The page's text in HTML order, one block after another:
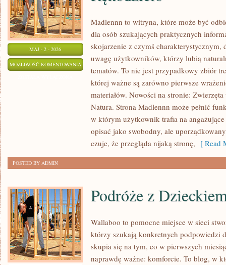
MAJ - 2 - 2026
MOŻLIWOŚĆ KOMENTOWANIA
Madlennn to witryna, które może być
dla osób szukających praktycznych
skojarzenie z czymś charakterystycznym,
uwagę użytkowników, którzy lubią
tematów. To nie jest przypadkowy zbiór
której ważne są zarówno pierwsze
materiałów. Nowości na stronie:
Natura. Strona Madlennn może pełnić
w którym użytkownik trafia na
opisać jako swobodny, ale
czuje, że przegląda nijaką stronę, [ Read
POSTED BY ADMIN
Podróże z
Wallaboo to pomocne miejsce w sieci
którzy szukają konkretnych podpowiedzi
skupia się na tym, co w pierwszych
naprawdę ważne: komforcie. To blog, w